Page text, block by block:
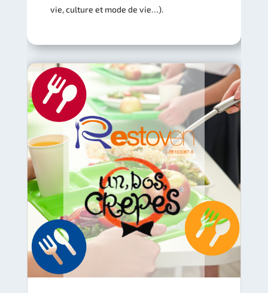
vie, culture et mode de vie…).